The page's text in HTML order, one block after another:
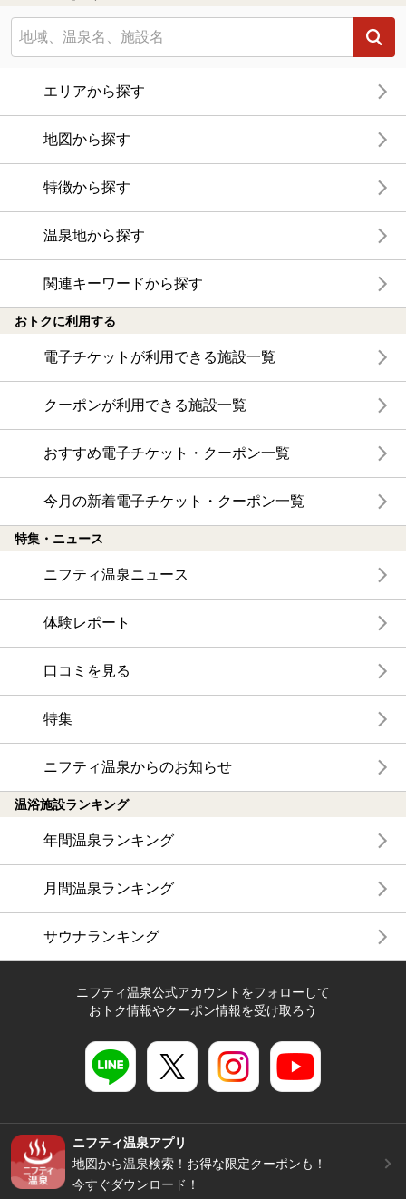
エリアから探す
地図から探す
特徴から探す
温泉地から探す
関連キーワードから探す
おトクに利用する
電子チケットが利用できる施設一覧
クーポンが利用できる施設一覧
おすすめ電子チケット・クーポン一覧
今月の新着電子チケット・クーポン一覧
特集・ニュース
ニフティ温泉ニュース
体験レポート
口コミを見る
特集
ニフティ温泉からのお知らせ
温浴施設ランキング
年間温泉ランキング
月間温泉ランキング
サウナランキング
ニフティ温泉公式アカウントをフォローして
おトク情報やクーポン情報を受け取ろう
ニフティ温泉アプリ
地図から温泉検索！お得な限定クーポンも！
今すぐダウンロード！